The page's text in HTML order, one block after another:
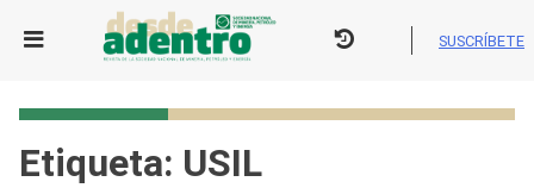
SUSCRÍBETE
Etiqueta: USIL